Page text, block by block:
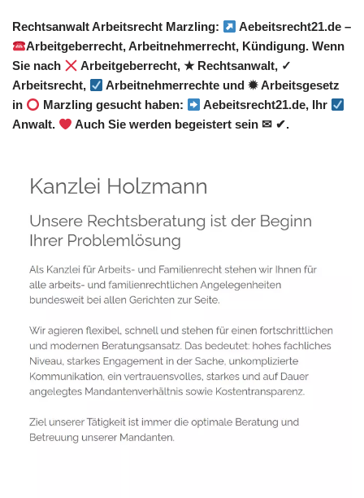
Rechtsanwalt Arbeitsrecht Marzling:
Aebeitsrecht21.de –
Arbeitgeberrecht, Arbeitnehmerrecht, Kündigung. Wenn
Sie nach
Arbeitgeberrecht, ★ Rechtsanwalt, ✓
Arbeitsrecht,
Arbeitnehmerrechte und ✹ Arbeitsgesetz
in
Marzling gesucht haben:
Aebeitsrecht21.de, Ihr
Anwalt.
Auch Sie werden begeistert sein ✉ ✔.